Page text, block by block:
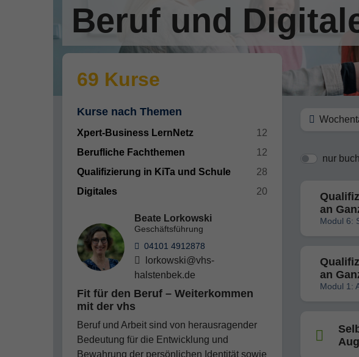
Beruf und
69 Kurse
Kurse nach Themen
Xpert-Business LernNetz
12
Berufliche Fachthemen
12
Qualifizierung in KiTa und Schule
28
Digitales
20
Beate Lorkowski
Geschäftsführung
04101 4912878
lorkowski@vhs-
halstenbek.de
Fit für den Beruf – Weiterkommen
mit der vhs
Beruf und Arbeit sind von herausragender
Bedeutung für die Entwicklung und
Bewahrung der persönlichen Identität sowie
nur
an
Modul 6:
an
Modul 1: